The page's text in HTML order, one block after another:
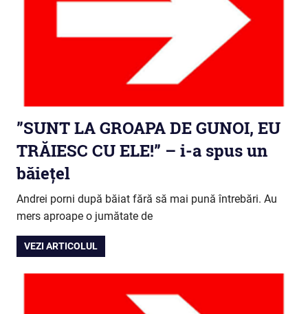
”SUNT LA GROAPA DE GUNOI, EU
TRĂIESC CU ELE!” – i-a spus un
băiețel
Andrei porni după băiat fără să mai pună întrebări. Au
mers aproape o jumătate de
VEZI ARTICOLUL